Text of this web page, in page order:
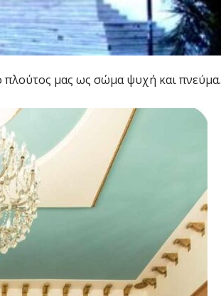
πλούτος μας ως σώμα ψυχή και πνεύμα.